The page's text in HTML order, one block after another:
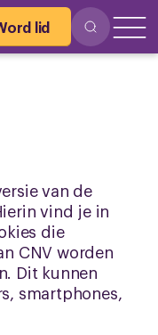
lid
van de
vind je in
die
CNV worden
Dit kunnen
smartphones,